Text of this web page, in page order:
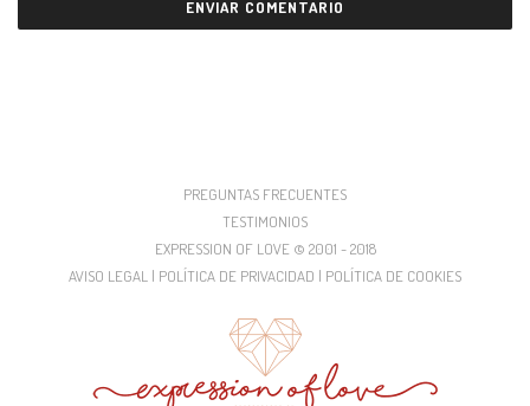
PREGUNTAS FRECUENTES
TESTIMONIOS
EXPRESSION OF LOVE © 2001 - 2018
AVISO LEGAL | POLÍTICA DE PRIVACIDAD | POLÍTICA DE COOKIES